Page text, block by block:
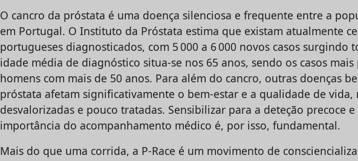
O cancro da próstata é uma doença silenciosa e frequente entre a
em Portugal. O Instituto da Próstata estima que existam atualmente
portugueses diagnosticados, com 5 000 a 6 000 novos casos surgindo
idade média de diagnóstico situa-se nos 65 anos, sendo os casos
homens com mais de 50 anos. Para além do cancro, outras doenças
próstata afetam significativamente o bem-estar e a qualidade de vida,
desvalorizadas e pouco tratadas. Sensibilizar para a deteção precoce e
importância do acompanhamento médico é, por isso, fundamental.
Mais do que uma corrida, a P-Race é um movimento de